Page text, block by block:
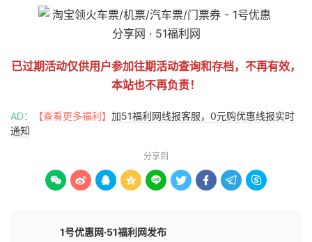
已过期活动仅供用户参加往期活动查询和存档，不再有效，
本站也不再负责！
AD： 【查看更多福利】 加51福利网线报客服，0元购优惠线报实时
通知
分享到
        
1号优惠网·51福利网发布